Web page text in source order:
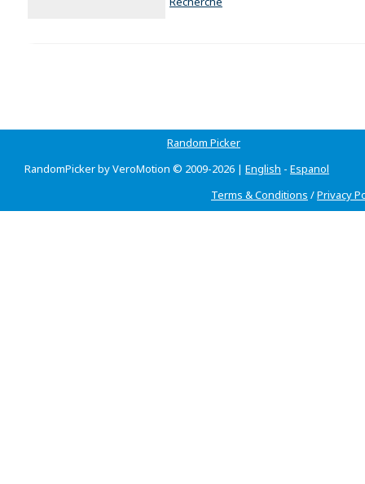
Random Picker
RandomPicker by VeroMotion © 2009-2026 | English - Espanol
Terms & Conditions /Privacy